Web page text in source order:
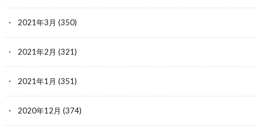
2021年3月 (350)
2021年2月 (321)
2021年1月 (351)
2020年12月 (374)